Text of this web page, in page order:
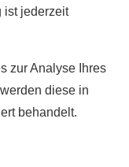
ist jederzeit
zur Analyse Ihres
diese in
behandelt.